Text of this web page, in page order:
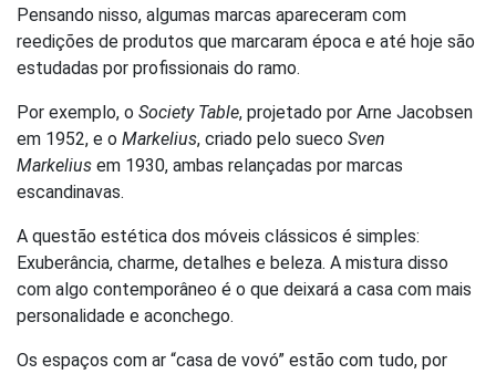
Pensando nisso, algumas marcas apareceram com
reedições de produtos que marcaram época e até hoje são
estudadas por profissionais do ramo.
Por exemplo, o Society Table, projetado por Arne Jacobsen
em 1952, e o Markelius, criado pelo sueco Sven
Markelius em 1930, ambas relançadas por marcas
escandinavas.
A questão estética dos móveis clássicos é simples:
Exuberância, charme, detalhes e beleza. A mistura disso
com algo contemporâneo é o que deixará a casa com mais
personalidade e aconchego.
Os espaços com ar “casa de vovó” estão com tudo, por